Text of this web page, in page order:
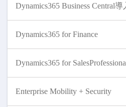
Dynamics365 Business Central
Dynamics365 for Finance
Dynamics365 for
Enterprise Mobility + Security